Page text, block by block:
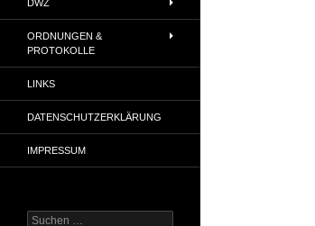
DWZ
ORDNUNGEN &
PROTOKOLLE
LINKS
DATENSCHUTZERKLÄRUNG
IMPRESSUM
Suchen